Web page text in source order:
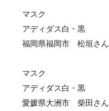
マスク
アディダス白・黒
福岡県福岡市 松垣さん
マスク
アディダス白・黒
愛媛県大洲市 柴田さん